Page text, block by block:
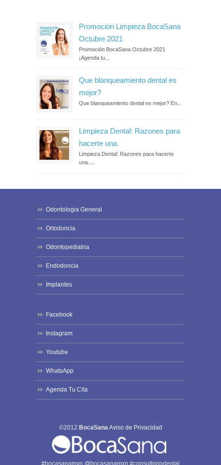
Promoción Limpieza BocaSana
Octubre 2021
Promoción BocaSana Octubre 2021
¡Agenda tu...
Que blanqueamiento dental es
mejor?
Que blanqueamiento dental es mejor? En...
Limpieza Dental: Razones para
hacerte una.
Limpieza Dental: Razones para hacerte
una....
Odontologia General
Ortodoncia
Odontopediatria
Endodoncia
Implantes
Facebook
Instagram
Youtube
WhatsApp
Agenda Tu Cita
©2012 BocaSanaAviso de Privacidad